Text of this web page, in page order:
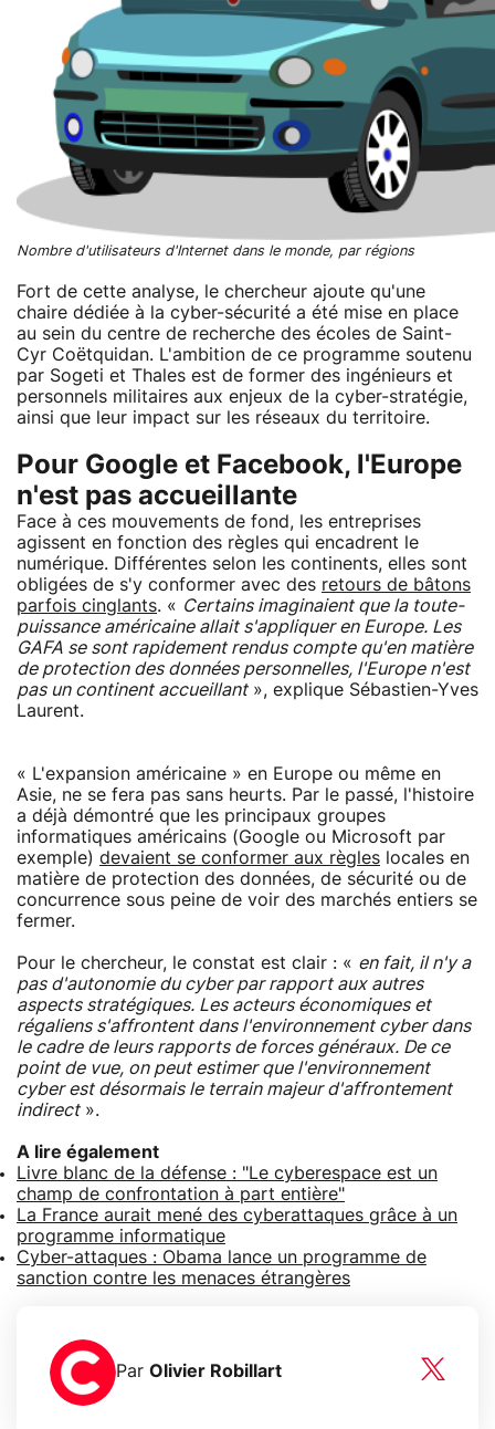
Nombre d'utilisateurs d'Internet dans le monde, par régions
Fort de cette analyse, le chercheur ajoute qu'une
chaire dédiée à la cyber-sécurité a été mise en place
au sein du centre de recherche des écoles de Saint-
Cyr Coëtquidan. L'ambition de ce programme soutenu
par Sogeti et Thales est de former des ingénieurs et
personnels militaires aux enjeux de la cyber-stratégie,
ainsi que leur impact sur les réseaux du territoire.
Pour Google et Facebook, l'Europe
n'est pas accueillante
Face à ces mouvements de fond, les entreprises
agissent en fonction des règles qui encadrent le
numérique. Différentes selon les continents, elles sont
obligées de s'y conformer avec des retours de bâtons
parfois cinglants. « Certains imaginaient que la toute-
puissance américaine allait s'appliquer en Europe. Les
GAFA se sont rapidement rendus compte qu'en matière
de protection des données personnelles, l'Europe n'est
pas un continent accueillant», explique Sébastien-Yves
Laurent.
« L'expansion américaine » en Europe ou même en
Asie, ne se fera pas sans heurts. Par le passé, l'histoire
a déjà démontré que les principaux groupes
informatiques américains (Google ou Microsoft par
exemple) devaient se conformer aux règles locales en
matière de protection des données, de sécurité ou de
concurrence sous peine de voir des marchés entiers se
fermer.
Pour le chercheur, le constat est clair : « en fait, il n'y a
pas d'autonomie du cyber par rapport aux autres
aspects stratégiques. Les acteurs économiques et
régaliens s'affrontent dans l'environnement cyber dans
le cadre de leurs rapports de forces généraux. De ce
point de vue, on peut estimer que l'environnement
cyber est désormais le terrain majeur d'affrontement
indirect».
A lire également
Livre blanc de la défense : "Le cyberespace est un
champ de confrontation à part entière"
La France aurait mené des cyberattaques grâce à un
programme informatique
Cyber-attaques : Obama lance un programme de
sanction contre les menaces étrangères
Par Olivier Robillart